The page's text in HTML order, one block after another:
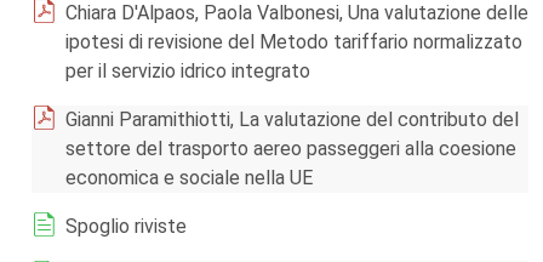
Chiara D'Alpaos, Paola Valbonesi, Una valutazione delle
ipotesi di revisione del Metodo tariffario normalizzato
per il servizio idrico integrato
Gianni Paramithiotti, La valutazione del contributo del
settore del trasporto aereo passeggeri alla coesione
economica e sociale nella UE
Spoglio riviste